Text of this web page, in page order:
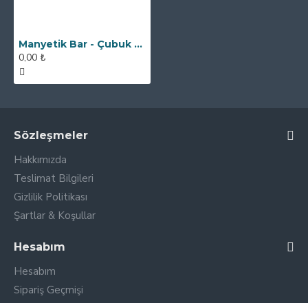
Manyetik Bar - Çubuk Mıknatıs - 32x90 mm - Ekstra Kılıflı
0,00 ₺
Sözleşmeler
Hakkımızda
Teslimat Bilgileri
Gizlilik Politikası
Şartlar & Koşullar
Hesabım
Hesabım
Sipariş Geçmişi